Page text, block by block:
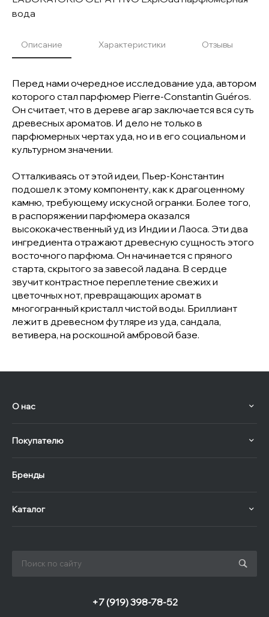
вода
Описание Характеристики Отзывы
Перед нами очередное исследование уда, автором
которого стал парфюмер Pierre-Constantin Guéros.
Он считает, что в дереве агар заключается вся суть
древесных ароматов. И дело не только в
парфюмерных чертах уда, но и в его социальном и
культурном значении.
Отталкиваясь от этой идеи, Пьер-Константин
подошел к этому компоненту, как к драгоценному
камню, требующему искусной огранки. Более того,
в распоряжении парфюмера оказался
высококачественный уд из Индии и Лаоса. Эти два
ингредиента отражают древесную сущность этого
восточного парфюма. Он начинается с пряного
старта, скрытого за завесой ладана. В сердце
звучит контрастное переплетение свежих и
цветочных нот, превращающих аромат в
многогранный кристалл чистой воды. Бриллиант
лежит в древесном футляре из уда, сандала,
ветивера, на роскошной амбровой базе.
О нас
Покупателю
Бренды
Каталог
+7 (919) 398-78-52